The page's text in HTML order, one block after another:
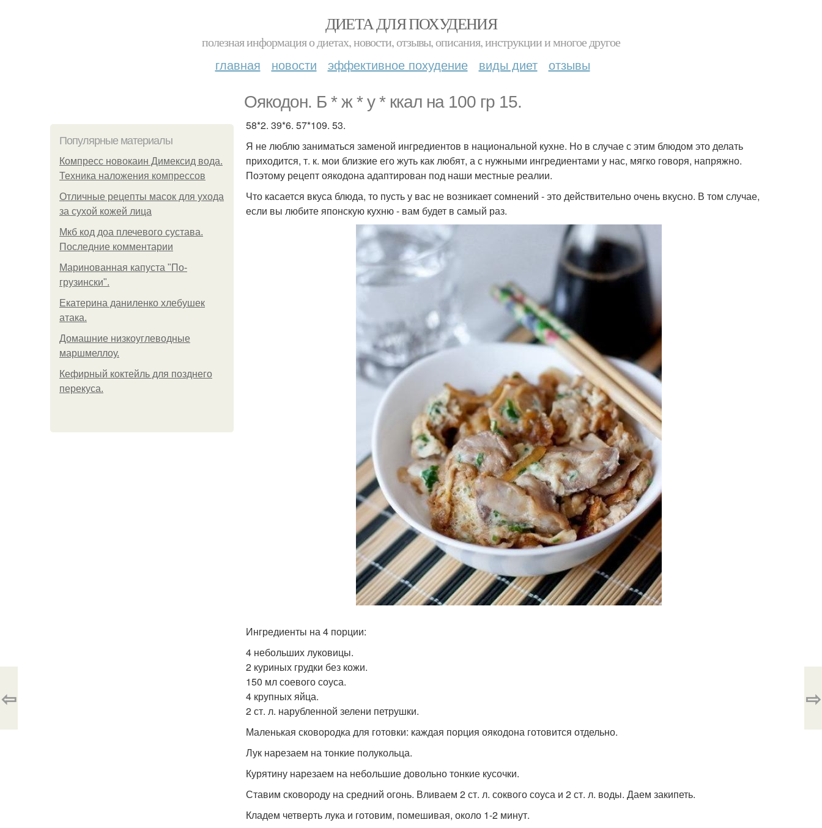
ДИЕТА ДЛЯ ПОХУДЕНИЯ
полезная информация о диетах, новости, отзывы, описания, инструкции и многое другое
главная новости эффективное похудение виды диет отзывы
Оякодон. Б * ж * у * ккал на 100 гр 15.
Популярные материалы
Компресс новокаин Димексид вода.
Техника наложения компрессов
Отличные рецепты масок для ухода
за сухой кожей лица
Мкб код доа плечевого сустава.
Последние комментарии
Маринованная капуста "По-
грузински".
Екатерина даниленко хлебушек
атака.
Домашние низкоуглеводные
маршмеллоу.
Кефирный коктейль для позднего
перекуса.
58*2. 39*6. 57*109. 53.
Я не люблю заниматься заменой ингредиентов в национальной кухне. Но в случае с этим блюдом это делать
приходится, т. к. мои близкие его жуть как любят, а с нужными ингредиентами у нас, мягко говоря, напряжно.
Поэтому рецепт оякодона адаптирован под наши местные реалии.
Что касается вкуса блюда, то пусть у вас не возникает сомнений - это действительно очень вкусно. В том случае,
если вы любите японскую кухню - вам будет в самый раз.
Ингредиенты на 4 порции:
4 небольших луковицы.
2 куриных грудки без кожи.
150 мл соевого соуса.
4 крупных яйца.
2 ст. л. нарубленной зелени петрушки.
Маленькая сковородка для готовки: каждая порция оякодона готовится отдельно.
Лук нарезаем на тонкие полукольца.
Курятину нарезаем на небольшие довольно тонкие кусочки.
Ставим сковороду на средний огонь. Вливаем 2 ст. л. соквого соуса и 2 ст. л. воды. Даем закипеть.
Кладем четверть лука и готовим, помешивая, около 1-2 минут.
⇦ ⇨